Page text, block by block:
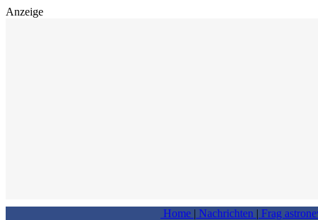
Anzeige
Home | Nachrichten | Frag